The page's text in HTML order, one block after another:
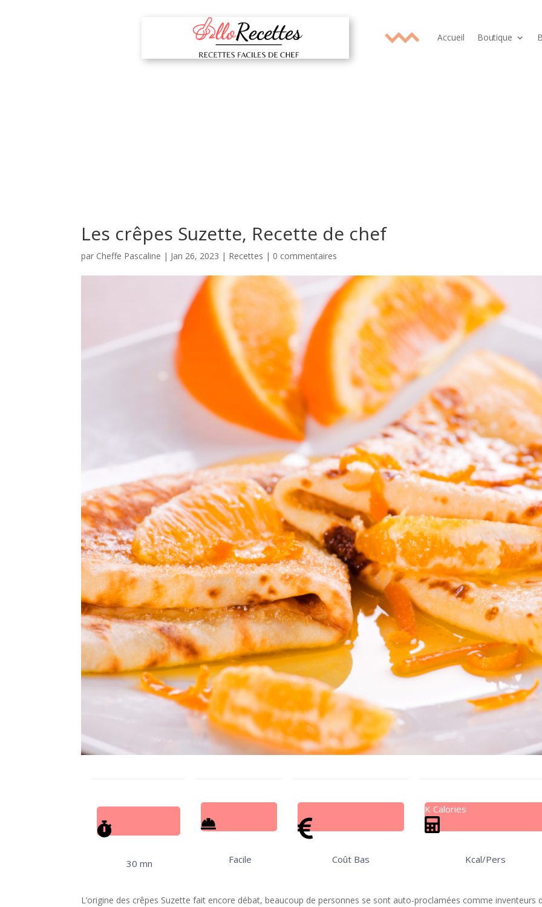
Accueil Boutique
Les crêpes Suzette, Recette de chef
par Cheffe Pascaline | Jan 26, 2023 | Recettes | 0 commentaires
30 mn Facile Coût Bas
K Calories
Kcal/Pers
L’origine des crêpes Suzette fait encore débat, beaucoup de personnes se sont auto-proclamées comme inventeurs